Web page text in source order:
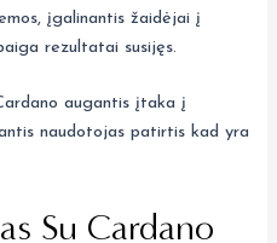
įgalinantis žaidėjai į
rezultatai susijęs.
augantis įtaka į
naudotojas patirtis kad yra
Su Cardano